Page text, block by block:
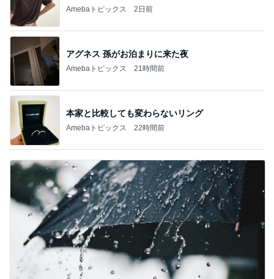
Amebaトピックス 2日前
アグネス 孫がお泊まりに来た夜
Amebaトピックス 21時間前
本家と比較しても変わらないリング
Amebaトピックス 22時間前